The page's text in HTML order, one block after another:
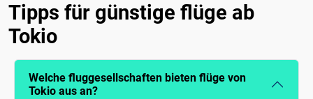
Tipps für günstige flüge ab
Tokio
Welche fluggesellschaften bieten flüge von
Tokio aus an?